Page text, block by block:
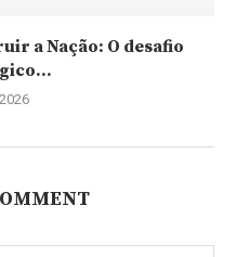
a Nação: O desafio